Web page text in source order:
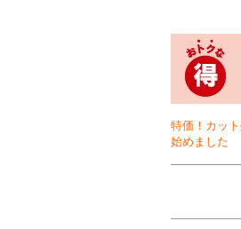
特価！カッ
始めました